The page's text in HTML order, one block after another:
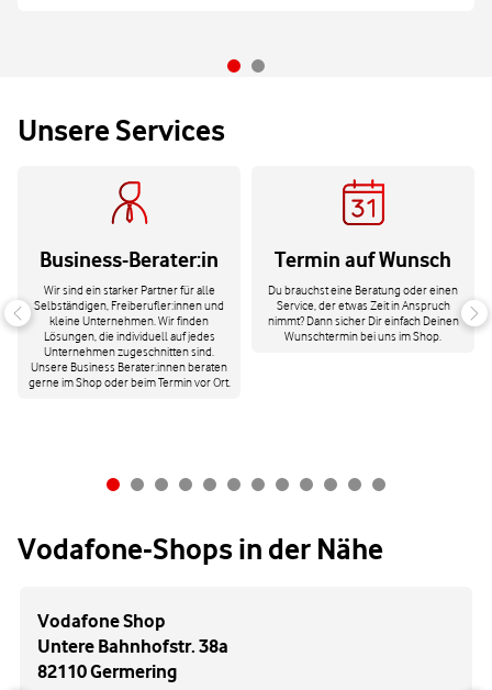
Unsere Services
Business-Berater:in
Wir sind ein starker Partner für alle
Selbständigen, Freiberufler:innen und
kleine Unternehmen. Wir finden
Lösungen, die individuell auf jedes
Unternehmen zugeschnitten sind.
Unsere Business Berater:innen beraten
gerne im Shop oder beim Termin vor Ort.
Termin auf Wunsch
Du brauchst eine Beratung oder einen
Service, der etwas Zeit in Anspruch
nimmt? Dann sicher Dir einfach Deinen
Wunschtermin bei uns im Shop.
Vodafone-Shops in der Nähe
Vodafone Shop
Untere Bahnhofstr. 38a
82110 Germering